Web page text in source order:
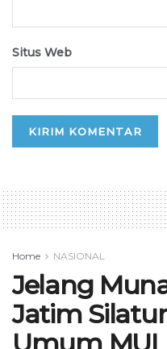
Situs Web
Home NASIONAL
Jelang
Jatim